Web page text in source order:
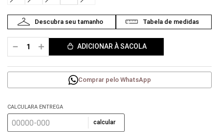
＋
－ ADICIONAR À SACOLA
Comprar pelo WhatsApp
CALCULARA ENTREGA
calcular